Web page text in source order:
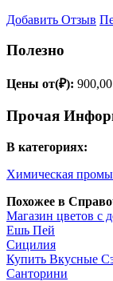
Добавить Отзыв
Полезно
Цены от(₽): 900,00
Прочая
В категориях:
Химическая
Похожее в
Магазин цветов с
Ешь Пей
Сицилия
Купить Вкусные
Санторини